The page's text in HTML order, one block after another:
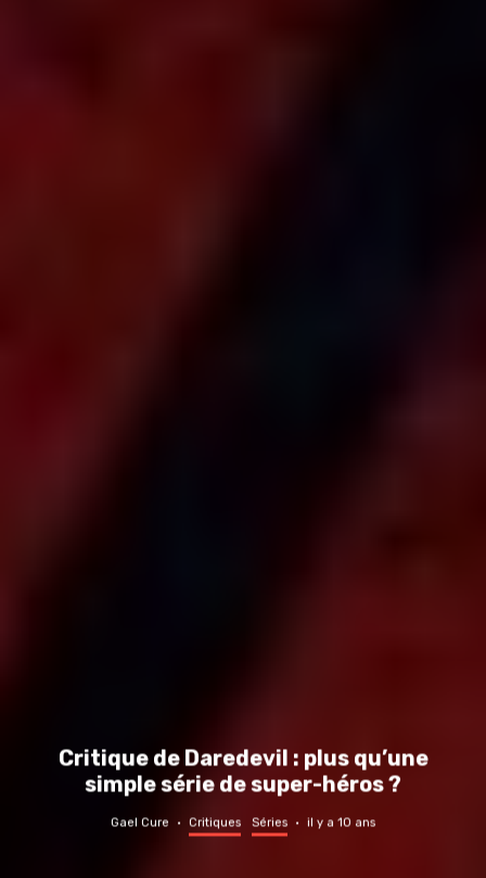
Critique de Daredevil : plus qu’une
simple série de super-héros ?
Gael Cure · Critiques Séries · il y a 10 ans